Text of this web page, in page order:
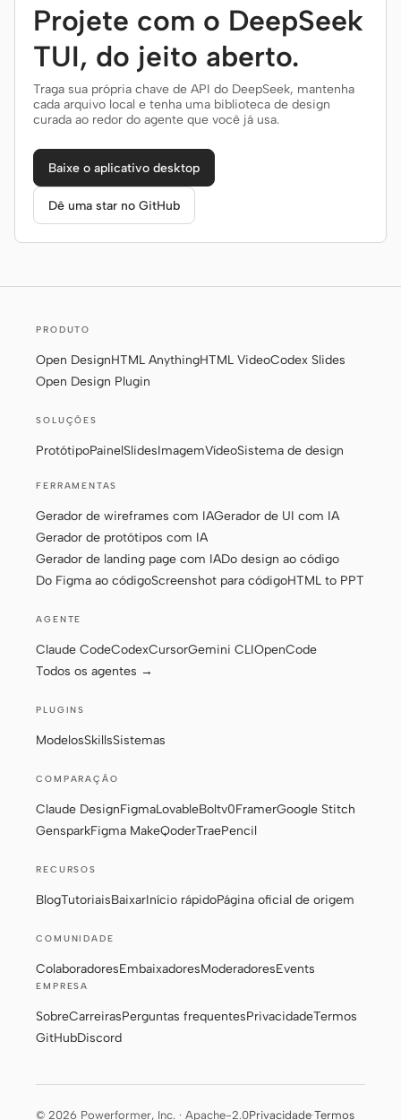
Projete com o DeepSeek
TUI, do jeito aberto.
Traga sua própria chave de API do DeepSeek, mantenha
cada arquivo local e tenha uma biblioteca de design
curada ao redor do agente que você já usa.
Baixe o aplicativo desktop
Dê uma star no GitHub
PRODUTO
Open DesignHTML AnythingHTML VideoCodex Slides
Open Design Plugin
SOLUÇÕES
ProtótipoPainelSlidesImagemVídeoSistema de design
FERRAMENTAS
Gerador de wireframes com IAGerador de UI com IA
Gerador de protótipos com IA
Gerador de landing page com IADo design ao código
Do Figma ao códigoScreenshot para códigoHTML to PPT
AGENTE
Claude CodeCodexCursorGemini CLIOpenCode
Todos os agentes →
PLUGINS
ModelosSkillsSistemas
COMPARAÇÃO
Claude DesignFigmaLovableBoltv0FramerGoogle Stitch
GensparkFigma MakeQoderTraePencil
RECURSOS
BlogTutoriaisBaixarInício rápidoPágina oficial de origem
COMUNIDADE
ColaboradoresEmbaixadoresModeradoresEvents
EMPRESA
SobreCarreirasPerguntas frequentesPrivacidadeTermos
GitHubDiscord
© 2026 Powerformer, Inc. · Apache-2.0Privacidade·Termos